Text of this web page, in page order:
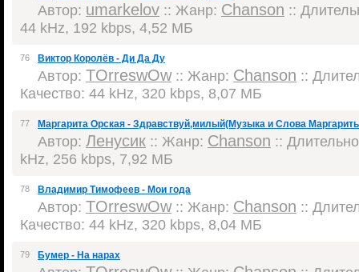
Автор: umarkelov :: Жанр: Chanson ::
44 kHz, 192 kbps, 4,52 МБ
76 Виктор Королёв - Ди Да Ду
Автор: TOrreswOw:: Жанр: Chanson ::
Качество: 44 kHz, 320 kbps, 8,07 МБ
77 Маргарита Орская - Здравствуй,милый(Музыка и Слова
Автор: Ленусик :: Жанр: Chanson ::
kHz, 256 kbps, 7,92 МБ
78 Владимир Тимофеев - Мои года
Автор: TOrreswOw:: Жанр: Chanson ::
Качество: 44 kHz, 320 kbps, 8,04 МБ
79 Бумер - На нарах